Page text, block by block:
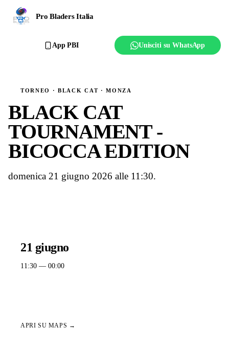
Pro Bladers Italia
Ranking
Regolamento
Affilia il club
App PBI Unisciti su WhatsApp
TORNEO · BLACK CAT · MONZA
BLACK CAT
TOURNAMENT -
BICOCCA EDITION
domenica 21 giugno 2026 alle 11:30.
21 giugno
11:30 — 00:00
APRI SU MAPS →